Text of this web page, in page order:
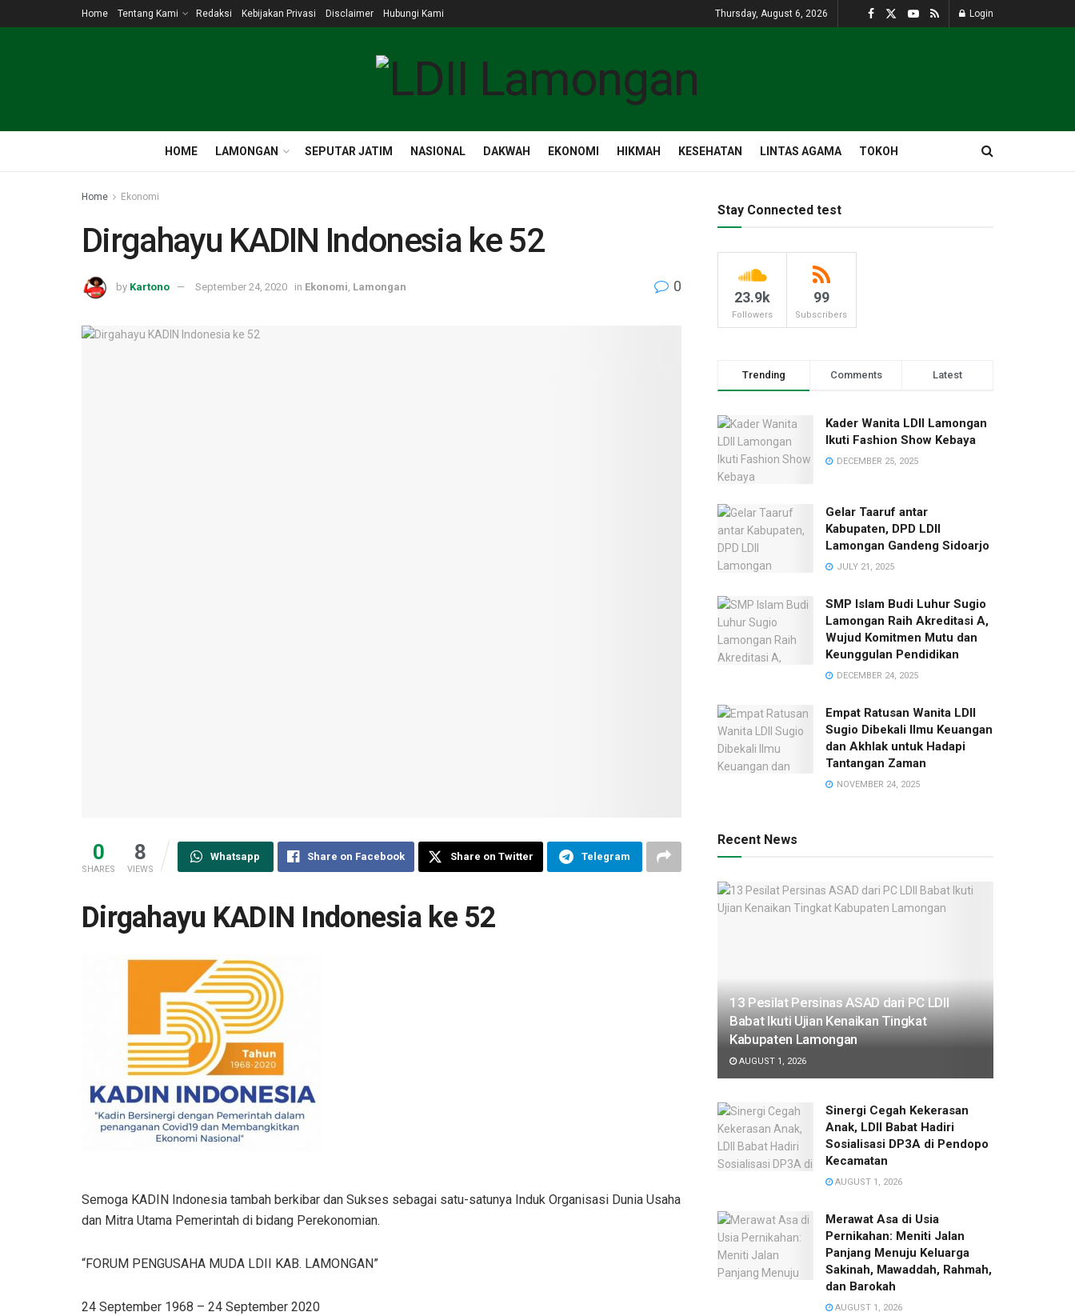
Home Tentang Kami Redaksi Kebijakan Privasi Disclaimer Hubungi Kami Thursday, August 6, 2026 Login
HOME LAMONGAN SEPUTAR JATIM NASIONAL DAKWAH EKONOMI HIKMAH KESEHATAN LINTAS AGAMA TOKOH
Home Ekonomi
Dirgahayu KADIN Indonesia ke 52
by Kartono September 24, 2020 in Ekonomi Lamongan 0
0
SHARES
8
VIEWS
Whatsapp Share on Facebook Share on Twitter Telegram
Dirgahayu KADIN Indonesia ke 52
Semoga KADIN Indonesia tambah berkibar dan Sukses sebagai satu-satunya Induk Organisasi Dunia Usaha
dan Mitra Utama Pemerintah di bidang Perekonomian.
“FORUM PENGUSAHA MUDA LDII KAB. LAMONGAN”
24 September 1968 – 24 September 2020
Stay Connected test
23.9k
Followers
99
Subscribers
Trending Comments Latest
Kader Wanita LDII Lamongan
Ikuti Fashion Show Kebaya
DECEMBER 25, 2025
Gelar Taaruf antar
Kabupaten, DPD LDII
Lamongan Gandeng Sidoarjo
JULY 21, 2025
SMP Islam Budi Luhur Sugio
Lamongan Raih Akreditasi A,
Wujud Komitmen Mutu dan
Keunggulan Pendidikan
DECEMBER 24, 2025
Empat Ratusan Wanita LDII
Sugio Dibekali Ilmu Keuangan
dan Akhlak untuk Hadapi
Tantangan Zaman
NOVEMBER 24, 2025
Recent News
13 Pesilat Persinas ASAD dari PC LDII
Babat Ikuti Ujian Kenaikan Tingkat
Kabupaten Lamongan
AUGUST 1, 2026
Sinergi Cegah Kekerasan
Anak, LDII Babat Hadiri
Sosialisasi DP3A di Pendopo
Kecamatan
AUGUST 1, 2026
Merawat Asa di Usia
Pernikahan: Meniti Jalan
Panjang Menuju Keluarga
Sakinah, Mawaddah, Rahmah,
dan Barokah
AUGUST 1, 2026